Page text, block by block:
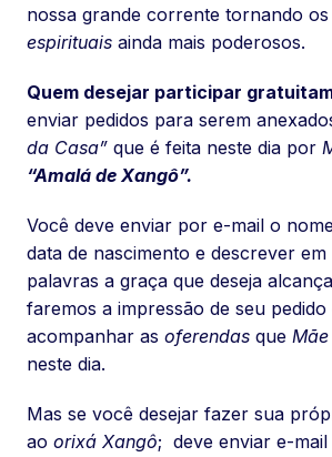
nossa grande corrente tornando os
espirituais ainda mais poderosos.
Quem desejar participar
enviar pedidos para serem
da Casa” que é feita neste dia por
“Amalá de Xangô”.
Você deve enviar por e-mail o
data de nascimento e descrever em
palavras a graça que deseja
faremos a impressão de seu pedido
acompanhar as oferendas que
neste dia.
Mas se você desejar fazer sua
ao orixá Xangô; deve enviar e-